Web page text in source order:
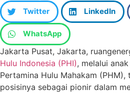
Twitter LinkedIn
WhatsApp
Jakarta Pusat, Jakarta,
Hulu Indonesia (PHI), melalui
Pertamina Hulu Mahakam (PHM),
posisinya sebagai pionir dalam